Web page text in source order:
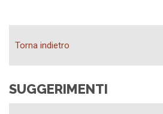
SUGGERIMENTI
Torna indietro